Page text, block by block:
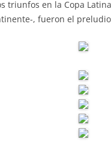
triunfos en la Copa
, fueron el